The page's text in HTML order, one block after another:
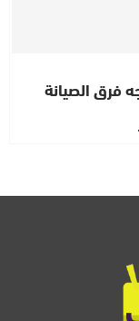
فرق الصيانة